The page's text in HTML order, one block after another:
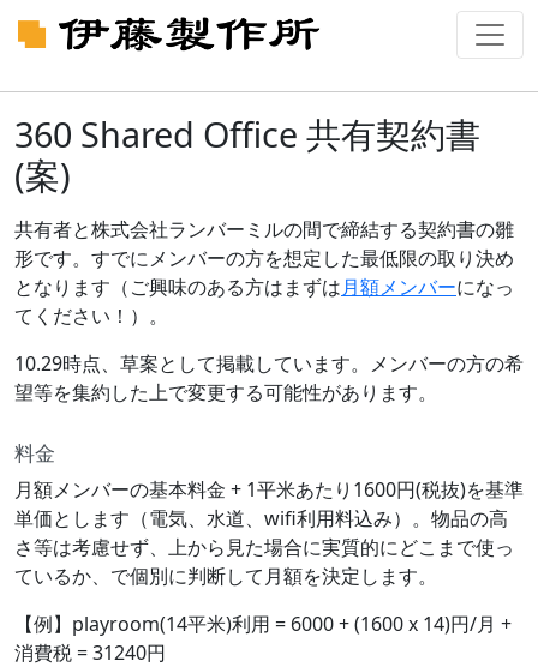
360 Shared Office 共有契約書
(案)
共有者と株式会社ランバーミルの間で締結する契約書の雛
形です。すでにメンバーの方を想定した最低限の取り決め
となります（ご興味のある方はまずは月額メンバーになっ
てください！）。
10.29時点、草案として掲載しています。メンバーの方の希
望等を集約した上で変更する可能性があります。
料金
月額メンバーの基本料金 + 1平米あたり1600円(税抜)を基準
単価とします（電気、水道、wifi利用料込み）。物品の高
さ等は考慮せず、上から見た場合に実質的にどこまで使っ
ているか、で個別に判断して月額を決定します。
【例】playroom(14平米)利用 = 6000 + (1600 x 14)円/月 +
消費税 = 31240円